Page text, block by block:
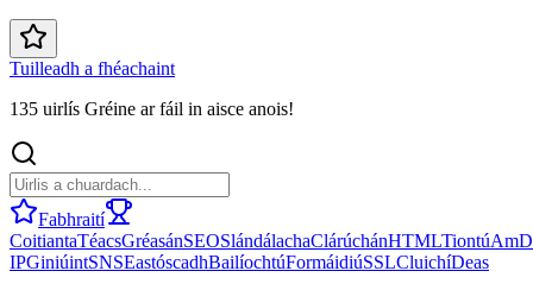
Tuilleadh a fhéachaint
135 uirlís Gréine ar fáil in aisce anois!
Fabhraití
CoitiantaTéacsGréasánSEOSlándálachaClárúchánHTMLTiontúAm
IPGiniúintSNSEastóscadhBailíochtúFormáidiúSSLCluichíDeas